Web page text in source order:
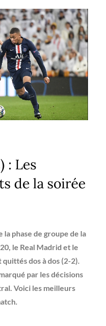
: Les
de la soirée
phase de groupe de la
le Real Madrid et le
dos à dos (2-2).
par les décisions
Voici les meilleurs